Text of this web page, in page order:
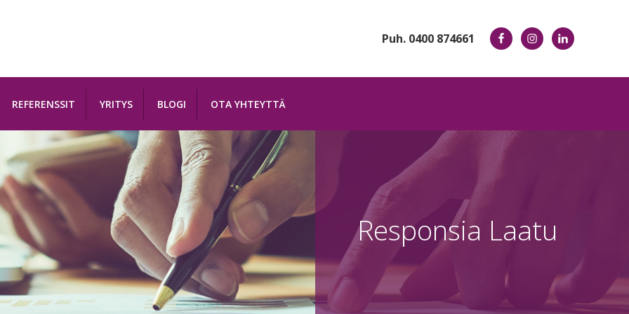
Puh. 0400 874661
REFERENSSIT YRITYS BLOGI OTA YHTEYTTÄ
Responsia Laatu